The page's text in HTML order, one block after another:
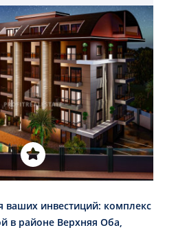
ваших инвестиций: комплекс
в районе Верхняя Оба,